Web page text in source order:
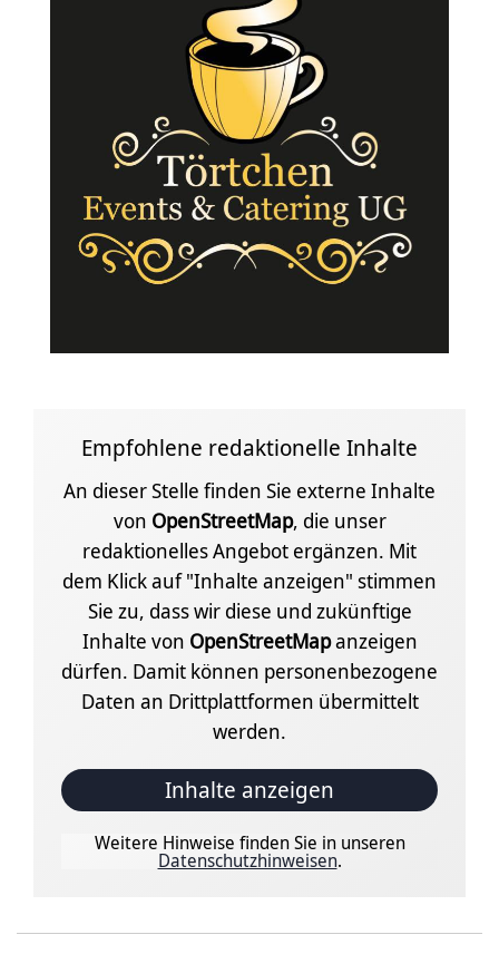
Empfohlene redaktionelle Inhalte
An dieser Stelle finden Sie externe Inhalte
von OpenStreetMap, die unser
redaktionelles Angebot ergänzen. Mit
dem Klick auf "Inhalte anzeigen" stimmen
Sie zu, dass wir diese und zukünftige
Inhalte von OpenStreetMapanzeigen
dürfen. Damit können personenbezogene
Daten an Drittplattformen übermittelt
werden.
Inhalte anzeigen
Weitere Hinweise finden Sie in unseren
Datenschutzhinweisen.